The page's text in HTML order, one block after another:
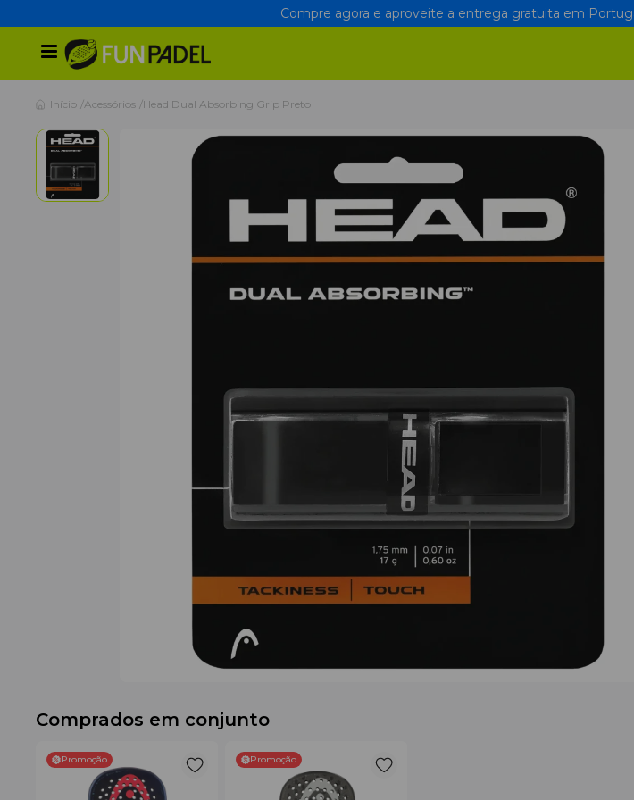
Compre agora e aproveite a entrega gratuita em
Início Acessórios Head Dual Absorbing Grip Preto
Comprados em conjunto
Promoção Promoção